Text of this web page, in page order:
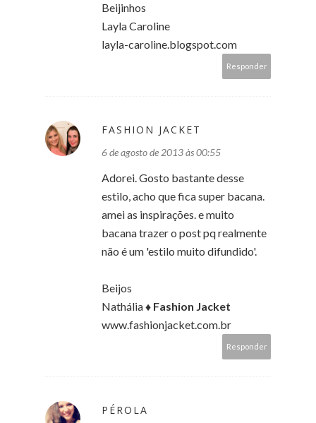
Beijinhos
Layla Caroline
layla-caroline.blogspot.com
Responder
FASHION JACKET
6 de agosto de 2013 às 00:55
Adorei. Gosto bastante desse
estilo, acho que fica super bacana.
amei as inspirações. e muito
bacana trazer o post pq realmente
não é um 'estilo muito difundido'.
Beijos
Nathália ♦ Fashion Jacket
www.fashionjacket.com.br
Responder
PÉROLA